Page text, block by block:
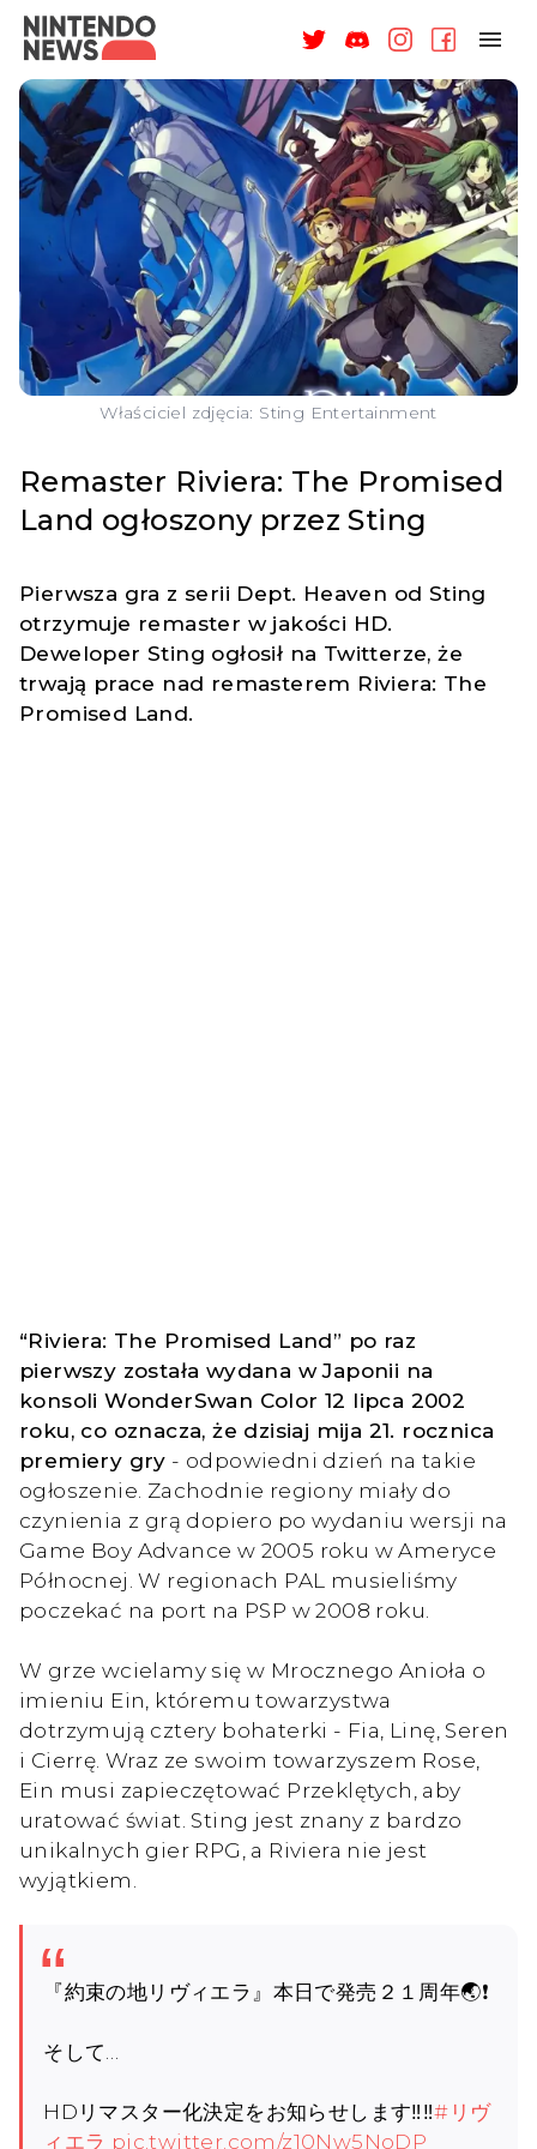
NAGRODY
NEWSY
RECENZJE
ARTYKUŁY
WSPARCIE
O NAS
ZALOGUJ
Właściciel zdjęcia: Sting Entertainment
Remaster Riviera: The Promised
Land ogłoszony przez Sting
Pierwsza gra z serii Dept. Heaven od Sting
otrzymuje remaster w jakości HD.
Deweloper Sting ogłosił na Twitterze, że
trwają prace nad remasterem Riviera: The
Promised Land.
“Riviera: The Promised Land” po raz
pierwszy została wydana w Japonii na
konsoli WonderSwan Color 12 lipca 2002
roku, co oznacza, że dzisiaj mija 21. rocznica
premiery gry - odpowiedni dzień na takie
ogłoszenie. Zachodnie regiony miały do
czynienia z grą dopiero po wydaniu wersji na
Game Boy Advance w 2005 roku w Ameryce
Północnej. W regionach PAL musieliśmy
poczekać na port na PSP w 2008 roku.
W grze wcielamy się w Mrocznego Anioła o
imieniu Ein, któremu towarzystwa
dotrzymują cztery bohaterki - Fia, Linę, Seren
i Cierrę. Wraz ze swoim towarzyszem Rose,
Ein musi zapieczętować Przeklętych, aby
uratować świat. Sting jest znany z bardzo
unikalnych gier RPG, a Riviera nie jest
wyjątkiem.
『約束の地リヴィエラ』本日で発売２１周年🌏❗️
そして…
HDリマスター化決定をお知らせします‼️‼️#リヴ
ィエラ pic.twitter.com/z10Nw5NoDP